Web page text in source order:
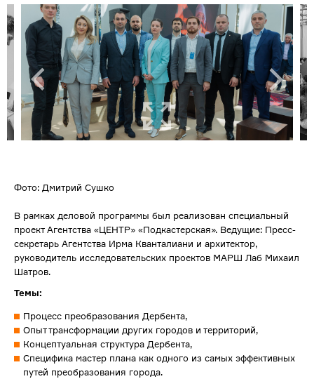
Фото: Дмитрий Сушко
В рамках деловой программы был реализован специальный
проект Агентства «ЦЕНТР» «Подкастерская». Ведущие: Пресс-
секретарь Агентства Ирма Кванталиани и архитектор,
руководитель исследовательских проектов МАРШ Лаб Михаил
Шатров.
Темы:
Процесс преобразования Дербента,
Опыт трансформации других городов и территорий,
Концептуальная структура Дербента,
Специфика мастер плана как одного из самых эффективных
путей преобразования города.